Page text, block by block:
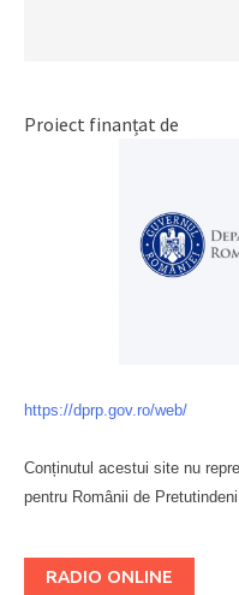
Proiect finanțat de
https://dprp.gov.ro/web/
Conținutul acestui site nu
pentru Românii de Pretutindeni.
RADIO ONLINE